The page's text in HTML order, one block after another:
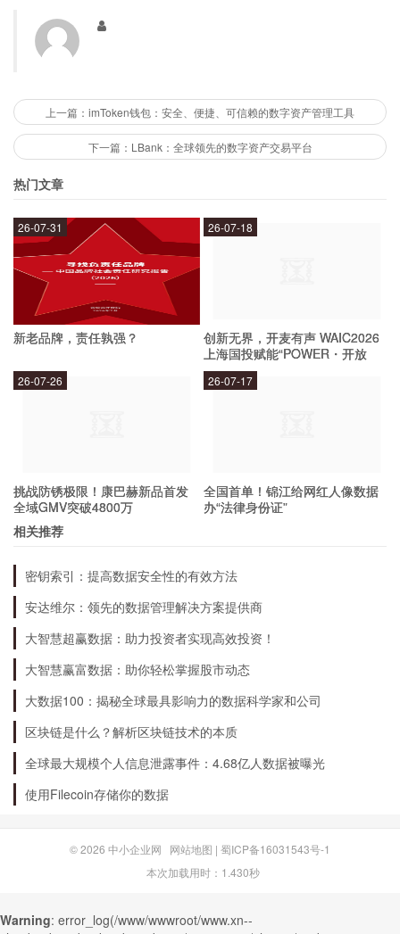
式、财务状况以及市场前景，选择适合自己的投资
产品，获取更多的收益。
但是投资新上市公司也存在风险，怎样降低
风险？
够认真研究公司的背景、业务情况、财务状况以及
市场前景，并结合自身的风险承受能力，选择适合
自己的投资产品，就能够降低风险。此外，投资者
还可以通过分散投资、定期调整投资组合等方式，
进一步降低风险。
来了新的投资机遇，但是同时也存在投资风险。投
资者应该认真研究公司的情况，结合自身的风险承
取更多的收益。
上一篇：imToken钱包：安全、便捷、可信赖的数字资产管理工具
下一篇：LBank：全球领先的数字资产交易平台
热门文章
新老品牌，责任孰强？
26-07-31
创新无界，开麦有声 WAIC2026
上海国投赋能“POWER・开放
麦”专场成功举办
26-07-18
挑战防锈极限！康巴赫新品首发
全域GMV突破4800万
26-07-26
全国首单！锦江给网红人像数据
办“法律身份证”
26-07-17
相关推荐
密钥索引：提高数据安全性的有效方法
安达维尔：领先的数据管理解决方案提供商
大智慧超赢数据：助力投资者实现高效投资！
大智慧赢富数据：助你轻松掌握股市动态
大数据100：揭秘全球最具影响力的数据科学家和公司
区块链是什么？解析区块链技术的本质
全球最大规模个人信息泄露事件：4.68亿人数据被曝光
使用Filecoin存储你的数据
© 2026 中小企业网 网站地图 | 蜀ICP备16031543号-1
本次加载用时：1.430秒
Warning: error_log(/www/wwwroot/www.xn--